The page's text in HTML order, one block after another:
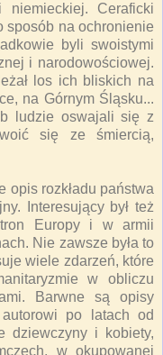
Ceraficki
sposób na ochronienie
byli swoistymi
i narodowościowej.
los ich bliskich na
na Górnym Śląsku...
ludzie oswajali się z
się ze śmiercią,
opis rozkładu państwa
Interesujący był też
Europy i w armii
Nie zawsze była to
wiele zdarzeń, które
w obliczu
Barwne są opisy
po latach od
dziewczyny i kobiety,
w okupowanej